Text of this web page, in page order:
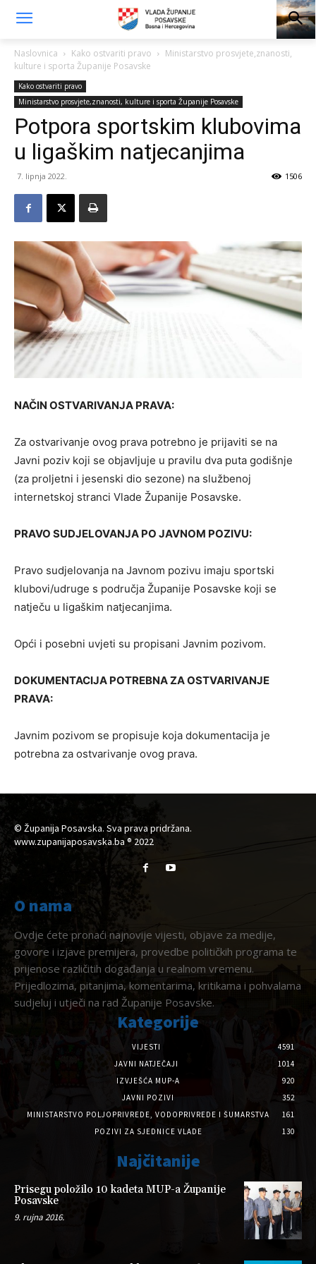
Naslovnica Kako ostvariti pravo
Ministarstvo prosvjete,znanosti,
kulture i sporta Županije Posavske
Kako ostvariti pravo
Ministarstvo prosvjete,znanosti, kulture i sporta Županije Posavske
Potpora sportskim klubovima
u ligaškim natjecanjima
7. lipnja 2022. 1506
NAČIN OSTVARIVANJA PRAVA:
Za ostvarivanje ovog prava potrebno je prijaviti se na
Javni poziv koji se objavljuje u pravilu dva puta godišnje
(za proljetni i jesenski dio sezone) na službenoj
internetskoj stranci Vlade Županije Posavske.
PRAVO SUDJELOVANJA PO JAVNOM POZIVU:
Pravo sudjelovanja na Javnom pozivu imaju sportski
klubovi/udruge s područja Županije Posavske koji se
natječu u ligaškim natjecanjima.
Opći i posebni uvjeti su propisani Javnim pozivom.
DOKUMENTACIJA POTREBNA ZA OSTVARIVANJE
PRAVA:
Javnim pozivom se propisuje koja dokumentacija je
potrebna za ostvarivanje ovog prava.
© Županija Posavska. Sva prava pridržana.
www.zupanijaposavska.ba ® 2022
O nama
Ovdje ćete pronaći najnovije vijesti, objave za medije,
govore i izjave premijera, provedbe političkih programa te
prijenose različitih događanja u realnom vremenu.
Prijedlozima, pitanjima, komentarima, kritikama i pohvalama
sudjeluj i utječi na rad Županije Posavske.
Kategorije
VIJESTI
4591
JAVNI NATJEČAJI
1014
IZVJEŠĆA MUP-A
920
JAVNI POZIVI
352
MINISTARSTVO POLJOPRIVREDE, VODOPRIVREDE I ŠUMARSTVA
161
POZIVI ZA SJEDNICE VLADE
130
Najčitanije
Prisegu položilo 10 kadeta MUP-a Županije
Posavske
9. rujna 2016.